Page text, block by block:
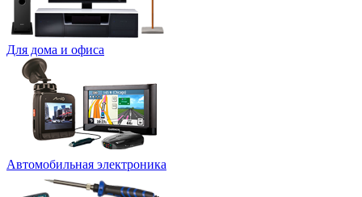
Для дома и офиса
Автомобильная электроника